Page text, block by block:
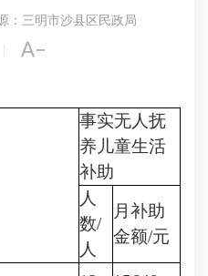
：三明市沙县区民政局

事实无人抚
养儿童生活
补助
人
数/
人
月补助
金额/元